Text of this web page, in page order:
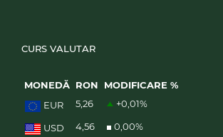
CURS VALUTAR
MONEDĂ RON
MODIFICARE %
EUR
5,26 +0,01%
USD 4,56 0,00%